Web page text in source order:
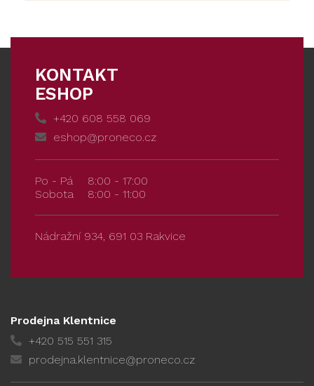
KONTAKT
ESHOP
+420 608 558 069
eshop@proneco.cz
Po - Pá
8:00 - 17:00
Sobota
8:00 - 11:00
Nádražní 934, 691 03 Rakvice
Prodejna Klentnice
+420 515 551 315
prodejna.klentnice@proneco.cz